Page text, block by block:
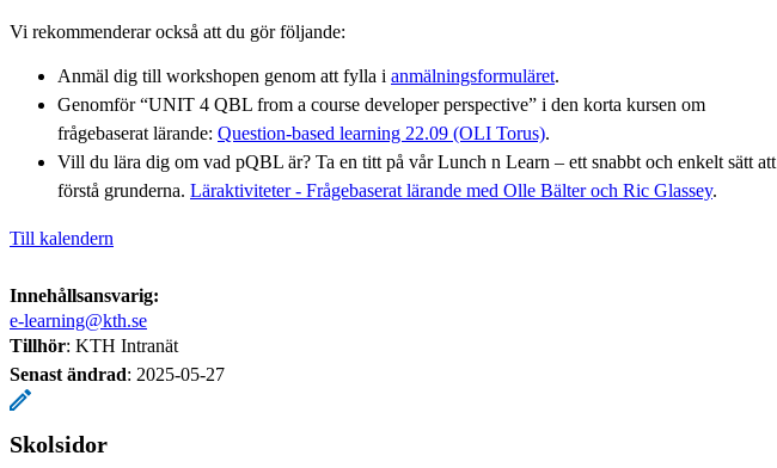
Vi rekommenderar också att du gör följande:
Anmäl dig till workshopen genom att fylla i anmälningsformuläret.
Genomför “UNIT 4 QBL from a course developer perspective” i den korta kursen om
frågebaserat lärande: Question-based learning 22.09 (OLI Torus).
Vill du lära dig om vad pQBL är? Ta en titt på vår Lunch n Learn – ett snabbt och enkelt sätt att
förstå grunderna. Läraktiviteter - Frågebaserat lärande med Olle Bälter och Ric Glassey.
Till kalendern
Innehållsansvarig:
e-learning@kth.se
Tillhör: KTH Intranät
Senast ändrad: 2025-05-27
Skolsidor